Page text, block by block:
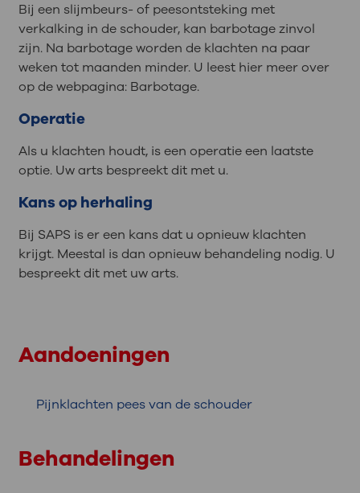
Bij een slijmbeurs- of peesontsteking met
verkalking in de schouder, kan barbotage zinvol
zijn. Na barbotage worden de klachten na paar
weken tot maanden minder. U leest hier meer over
op de webpagina: Barbotage.
Operatie
Als u klachten houdt, is een operatie een laatste
optie. Uw arts bespreekt dit met u.
Kans op herhaling
Bij SAPS is er een kans dat u opnieuw klachten
krijgt. Meestal is dan opnieuw behandeling nodig. U
bespreekt dit met uw arts.
Aandoeningen
Pijnklachten pees van de schouder
Behandelingen